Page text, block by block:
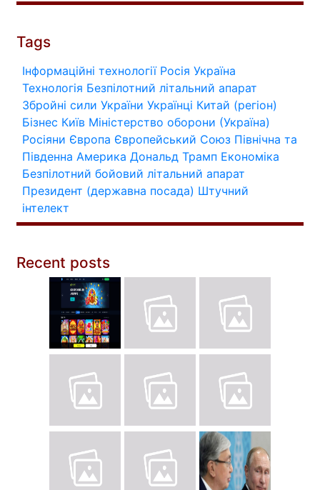
Tags
Інформаційні технології Росія Україна
Технологія Безпілотний літальний апарат
Збройні сили України Українці Китай (регіон)
Бізнес Київ Міністерство оборони (Україна)
Росіяни Європа Європейський Союз Північна та
Південна Америка Дональд Трамп Економіка
Безпілотний бойовий літальний апарат
Президент (державна посада) Штучний
інтелект
Recent posts